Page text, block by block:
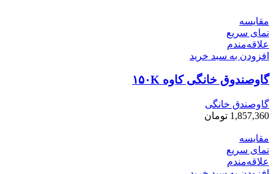
مقایسه
نمای سریع
علاقه‌مندم
افزودن به سبد خرید
گاوصندوق خانگی کاوه ۱۵۰K
گاوصندق خانگی
1,857,360 تومان
مقایسه
نمای سریع
علاقه‌مندم